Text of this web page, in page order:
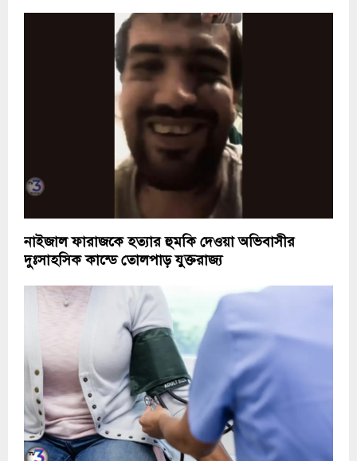
নাইজাল ফারাজকে হত্যার হুমকি দেওয়া অভিবাসীর
দুঃসাহসিক কান্ডে তোলপাড় যুক্তরাজ্য